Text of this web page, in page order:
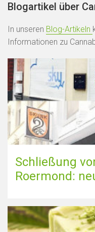
Blogartikel über
In unseren Blog-Artikeln
Informationen zu
Schließung
Roermond: